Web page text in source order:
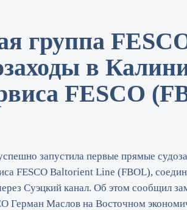
группа
в
FESCO
запустила первые прямые
FESCO Baltorient Line (FBOL),
Суэцкий канал. Об этом сообщил
Герман Маслов на Восточном